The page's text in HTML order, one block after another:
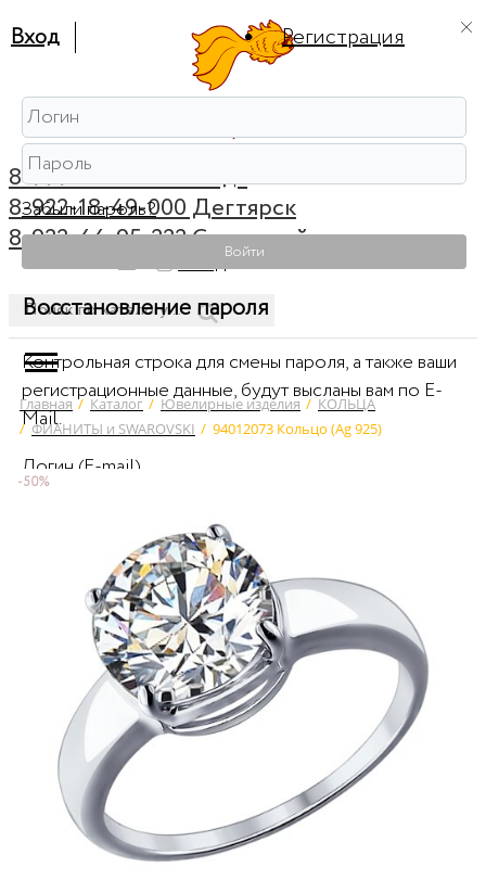
8-999-56-56-111 Ревда
8-922-18-49-000 Дегтярск
8-922-44-95-222 Советский
Вход
Главная / Каталог / Ювелирные изделия / КОЛЬЦА
/ ФИАНИТЫ и SWAROVSKI / 94012073 Кольцо (Ag 925)
-50%
Вход Регистрация
Забыли пароль?
Войти
Восстановление пароля
Контрольная строка для смены пароля, а также ваши
регистрационные данные, будут высланы вам по E-
Mail.
Логин (E-mail)
Защита от автоматической регистрации